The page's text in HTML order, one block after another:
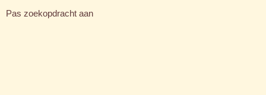
Pas zoekopdracht aan